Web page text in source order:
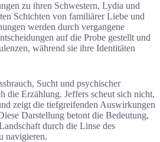
zu ihren Schwestern, Lydia und
Schichten von familiärer Liebe und
werden durch vergangene
auf die Probe gestellt und
während sie ihre Identitäten
Sucht und psychischer
die Erzählung. Jeffers scheut sich nicht,
zeigt die tiefgreifenden Auswirkungen
Darstellung betont die Bedeutung,
durch die Linse des
navigieren.